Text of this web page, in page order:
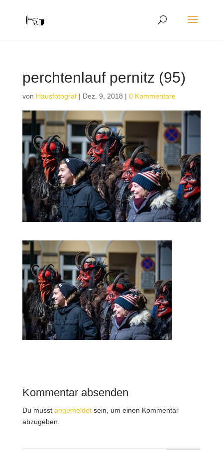
perchtenlauf pernitz (95)
von Hausfotograf| Dez. 9, 2018 | 0 Kommentare
Kommentar absenden
Du musst angemeldetsein, um einen Kommentar
abzugeben.